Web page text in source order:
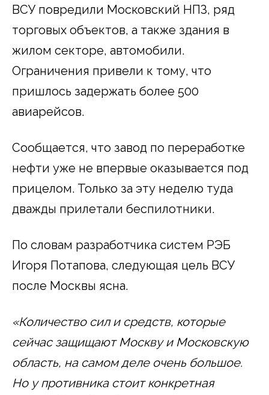
ВСУ повредили Московский НПЗ, ряд
торговых объектов, а также здания в
жилом секторе, автомобили.
Ограничения привели к тому, что
пришлось задержать более 500
авиарейсов.
Сообщается, что завод по переработке
нефти уже не впервые оказывается под
прицелом. Только за эту неделю туда
дважды прилетали беспилотники.
По словам разработчика систем РЭБ
Игоря Потапова, следующая цель ВСУ
после Москвы ясна.
«Количество сил и средств, которые
сейчас защищают Москву и Московскую
область, на самом деле очень большое.
Но у противника стоит конкретная